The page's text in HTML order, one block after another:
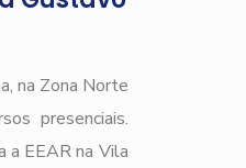
na Zona Norte
presenciais.
a EEAR na Vila